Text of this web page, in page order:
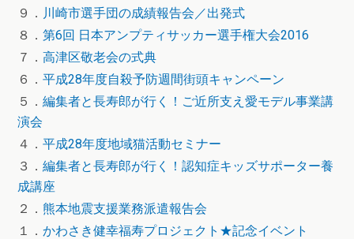
９． 川崎市選手団の成績報告会／出発式
８． 第6回 日本アンプティサッカー選手権大会2016
７． 高津区敬老会の式典
６． 平成28年度自殺予防週間街頭キャンペーン
５． 編集者と長寿郎が行く！ご近所支え愛モデル事業講
演会
４． 平成28年度地域猫活動セミナー
３． 編集者と長寿郎が行く！認知症キッズサポーター養
成講座
２． 熊本地震支援業務派遣報告会
１． かわさき健幸福寿プロジェクト★記念イベント